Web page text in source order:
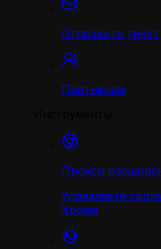
Отправить тикет
Партнёрам
Прокси
Управляете
Хроме